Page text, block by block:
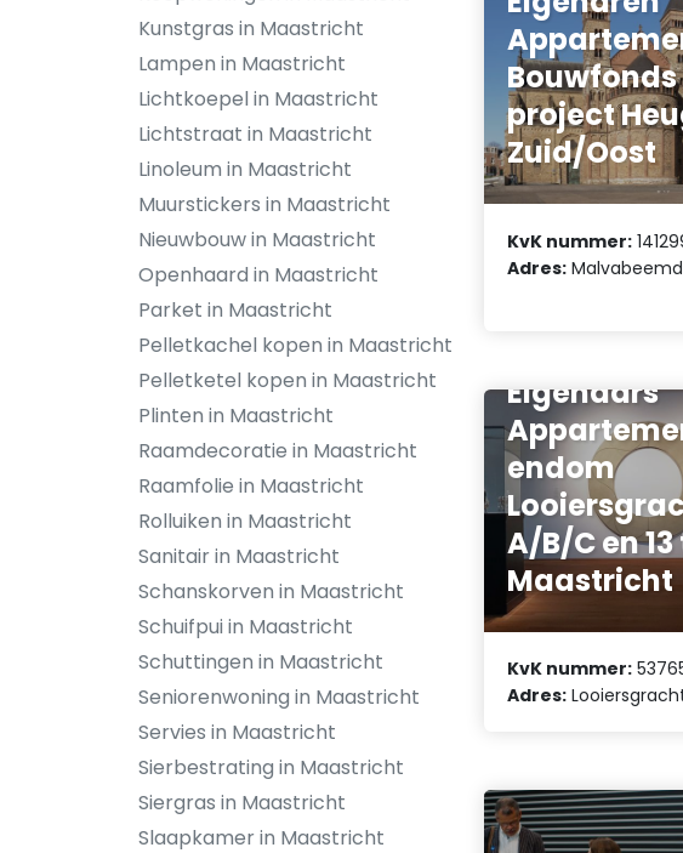
Kunstgras in Maastricht
Lampen in Maastricht
Lichtkoepel in Maastricht
Lichtstraat in Maastricht
Linoleum in Maastricht
Muurstickers in Maastricht
Nieuwbouw in Maastricht
Openhaard in Maastricht
Parket in Maastricht
Pelletkachel kopen in Maastricht
Pelletketel kopen in Maastricht
Plinten in Maastricht
Raamdecoratie in Maastricht
Raamfolie in Maastricht
Rolluiken in Maastricht
Sanitair in Maastricht
Schanskorven in Maastricht
Schuifpui in Maastricht
Schuttingen in Maastricht
Seniorenwoning in Maastricht
Servies in Maastricht
Sierbestrating in Maastricht
Siergras in Maastricht
Slaapkamer in Maastricht
Bouwfonds
project
Zuid/Oost
KvK nummer:
Adres:
Eigenaars
endom
A/B/C en 13
Maastricht
KvK nummer:
Adres: Looiersgracht